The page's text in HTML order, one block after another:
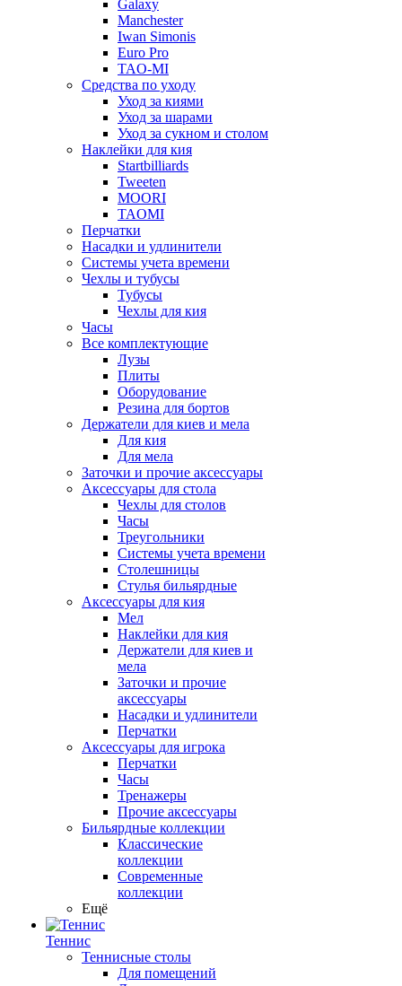
Galaxy
Manchester
Iwan Simonis
Euro Pro
TAO-MI
Средства по уходу
Уход за киями
Уход за шарами
Уход за сукном и столом
Наклейки для кия
Startbilliards
Tweeten
MOORI
TAOMI
Перчатки
Насадки и удлинители
Системы учета времени
Чехлы и тубусы
Тубусы
Чехлы для кия
Часы
Все комплектующие
Лузы
Плиты
Оборудование
Резина для бортов
Держатели для киев и мела
Для кия
Для мела
Заточки и прочие аксессуары
Аксессуары для стола
Чехлы для столов
Часы
Треугольники
Системы учета времени
Столешницы
Стулья бильярдные
Аксессуары для кия
Мел
Наклейки для кия
Держатели для киев и
мела
Заточки и прочие
аксессуары
Насадки и удлинители
Перчатки
Аксессуары для игрока
Перчатки
Часы
Тренажеры
Прочие аксессуары
Бильярдные коллекции
Классические
коллекции
Современные
коллекции
Ещё
Теннис
Теннисные столы
Для помещений